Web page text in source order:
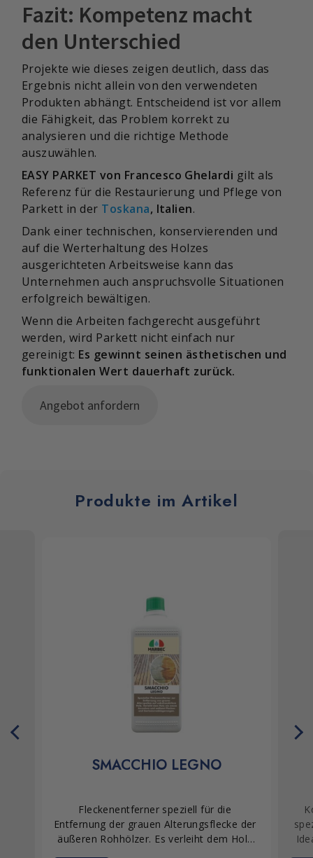
Fazit: Kompetenz macht
den Unterschied
Projekte wie dieses zeigen deutlich, dass das
Ergebnis nicht allein von den verwendeten
Produkten abhängt. Entscheidend ist vor allem
die Fähigkeit, das Problem korrekt zu
analysieren und die richtige Methode
auszuwählen.
EASY PARKET von Francesco Ghelardi gilt als
Referenz für die Restaurierung und Pflege von
Parkett in der Toskana, Italien.
Dank einer technischen, konservierenden und
auf die Werterhaltung des Holzes
ausgerichteten Arbeitsweise kann das
Unternehmen auch anspruchsvolle Situationen
erfolgreich bewältigen.
Wenn die Arbeiten fachgerecht ausgeführt
werden, wird Parkett nicht einfach nur
gereinigt: Es gewinnt seinen ästhetischen und
funktionalen Wert dauerhaft zurück.
Angebot anfordern
Produkte im Artikel
SMACCHIO LEGNO
Fleckenentferner speziell für die
Entfernung der grauen Alterungsflecke der
äußeren Rohhölzer. Es verleiht dem Holz